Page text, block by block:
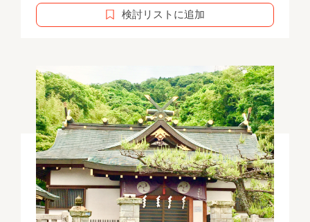
検討リストに追加